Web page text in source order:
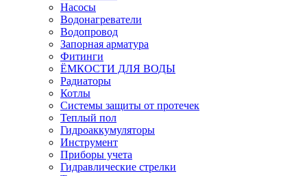
Насосы
Водонагреватели
Водопровод
Запорная арматура
Фитинги
ЁМКОСТИ ДЛЯ ВОДЫ
Радиаторы
Котлы
Системы защиты от протечек
Теплый пол
Гидроаккумуляторы
Инструмент
Приборы учета
Гидравлические стрелки